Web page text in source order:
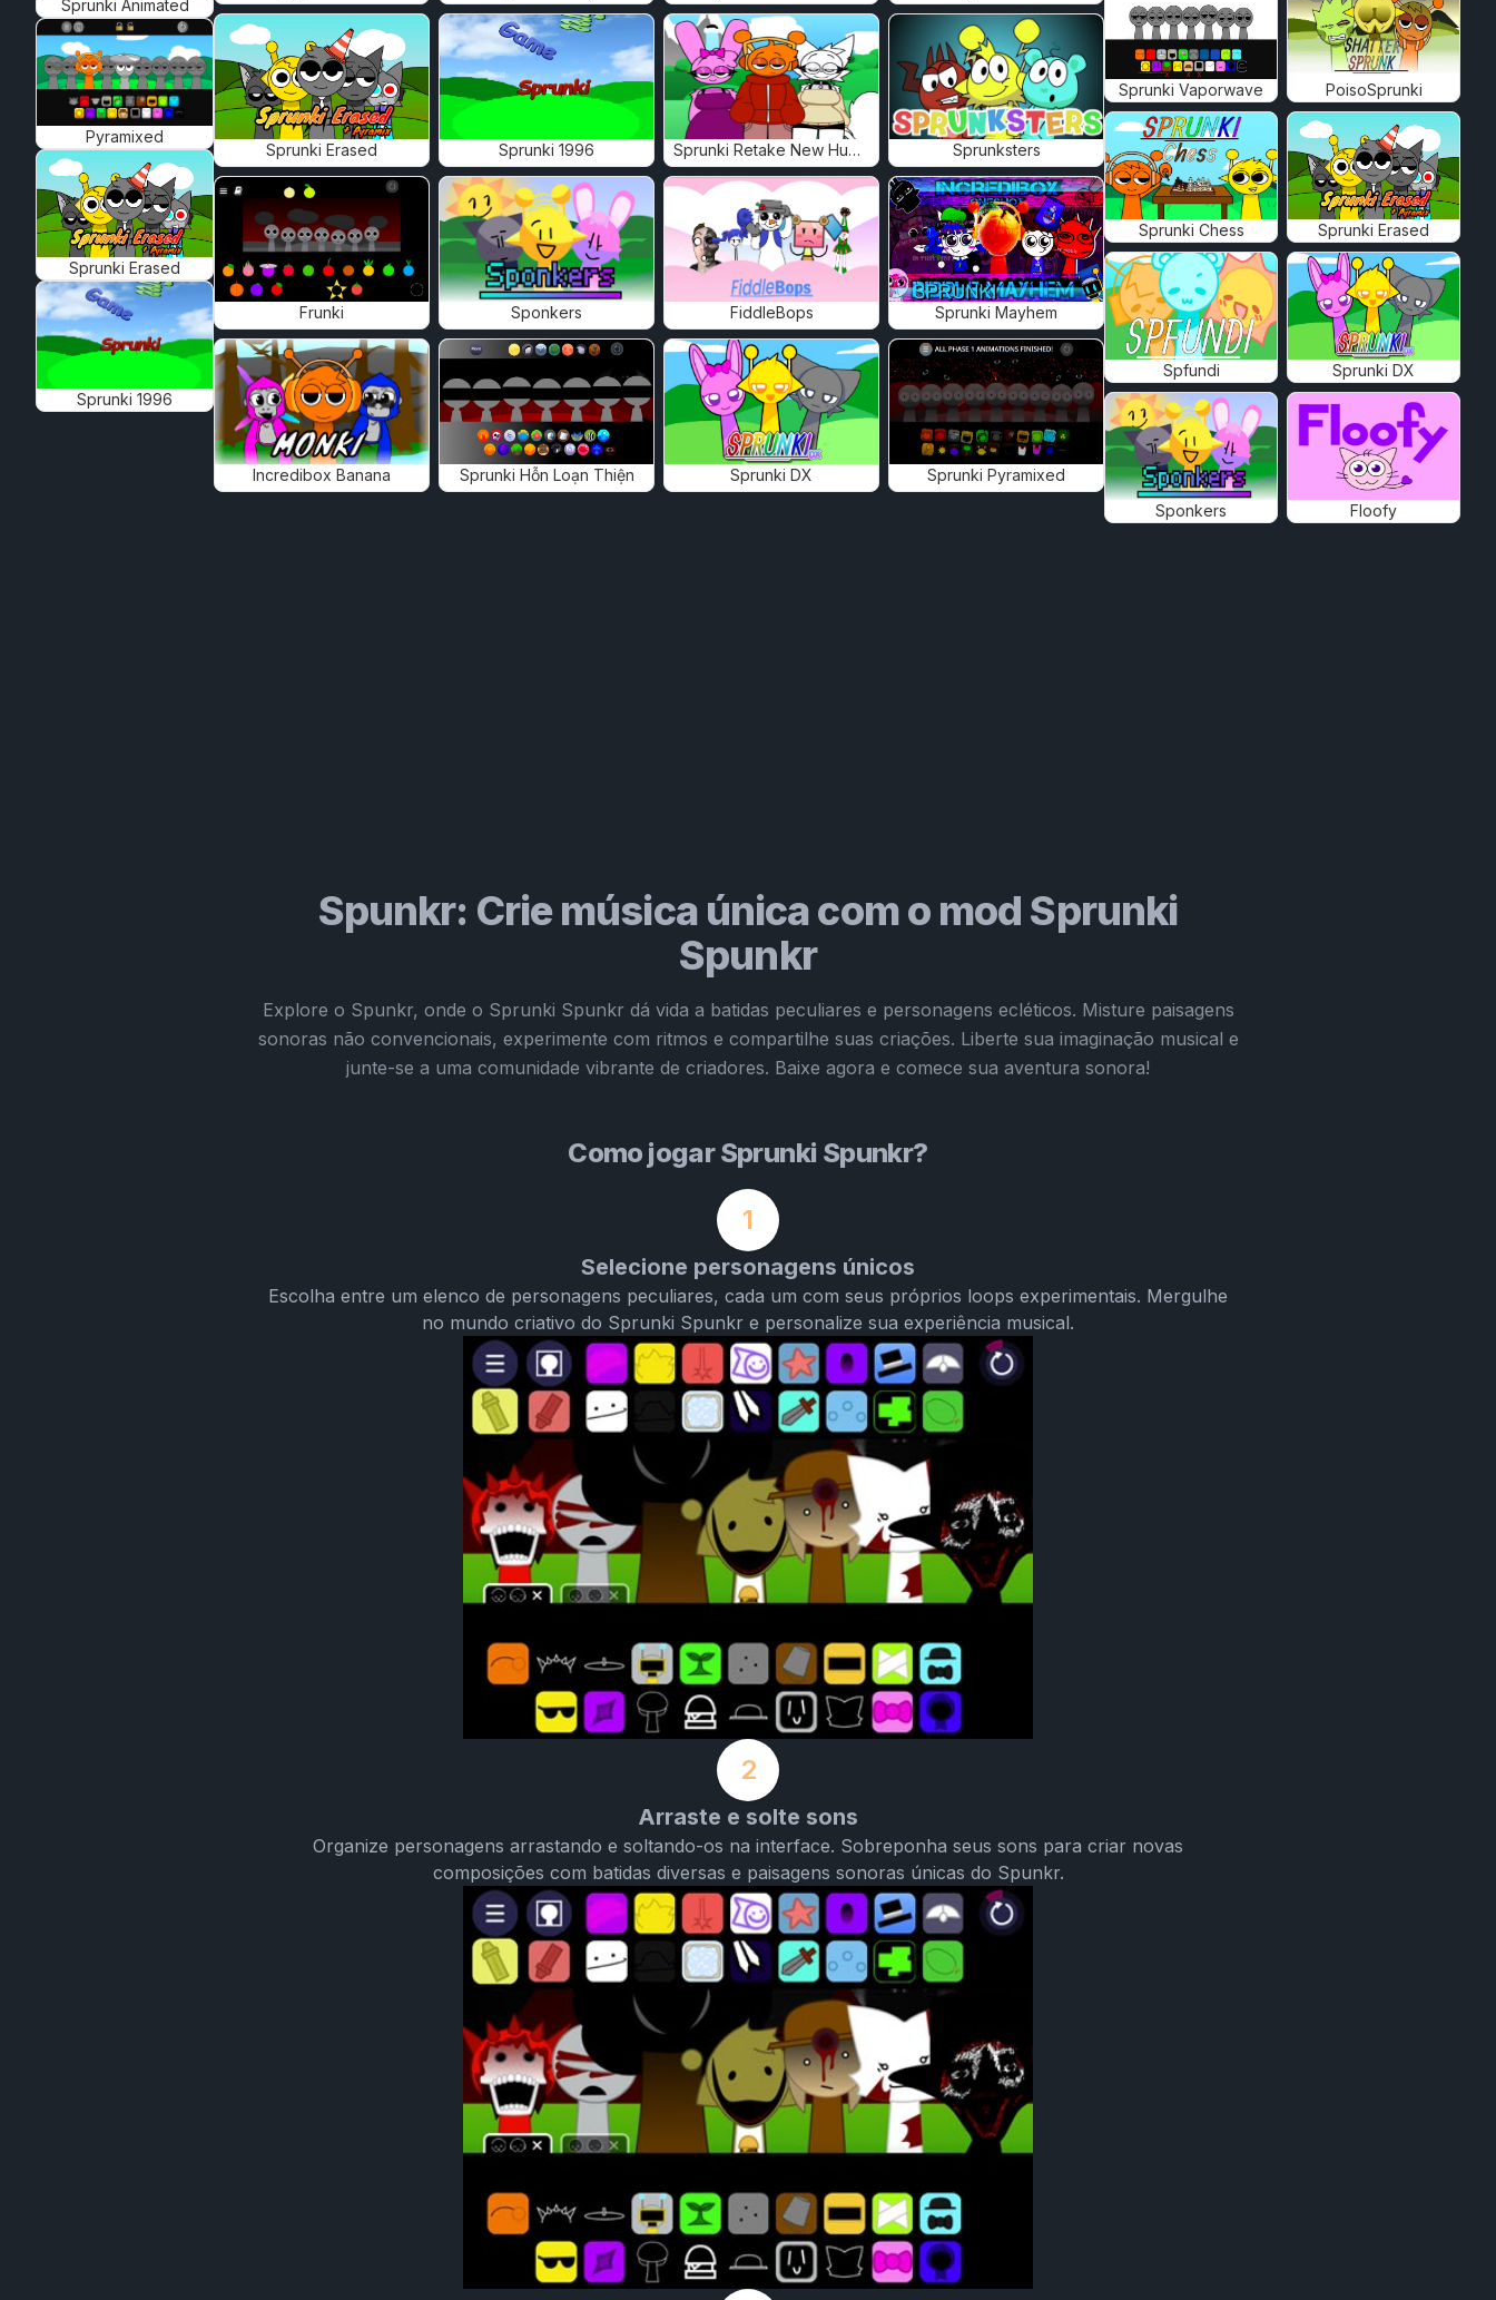
Sprunki Animated
Pyramixed
Sprunki Erased
Sprunki 1996
Sprunki Erased Sprunki 1996 Sprunki Retake New Human Sprunksters
Frunki Sponkers FiddleBops Sprunki Mayhem
Incredibox Banana Sprunki Hỗn Loạn Thiện Sprunki DX Sprunki Pyramixed
Sprunki Vaporwave PoisoSprunki
Sprunki Chess Sprunki Erased
Spfundi Sprunki DX
Sponkers Floofy
Spunkr: Crie música única com o mod Sprunki
Spunkr
Explore o Spunkr, onde o Sprunki Spunkr dá vida a batidas peculiares e personagens ecléticos. Misture paisagens
sonoras não convencionais, experimente com ritmos e compartilhe suas criações. Liberte sua imaginação musical e
junte-se a uma comunidade vibrante de criadores. Baixe agora e comece sua aventura sonora!
Como jogar Sprunki Spunkr?
1
Selecione personagens únicos
Escolha entre um elenco de personagens peculiares, cada um com seus próprios loops experimentais. Mergulhe
no mundo criativo do Sprunki Spunkr e personalize sua experiência musical.
2
Arraste e solte sons
Organize personagens arrastando e soltando-os na interface. Sobreponha seus sons para criar novas
composições com batidas diversas e paisagens sonoras únicas do Spunkr.